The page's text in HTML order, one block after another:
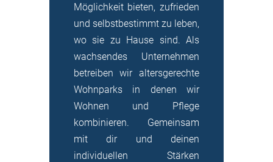
Möglichkeit bieten, zufrieden
und selbstbestimmt zu leben,
wo sie zu Hause sind. Als
wachsendes Unternehmen
betreiben wir altersgerechte
Wohnparks in denen wir
Wohnen und Pflege
kombinieren. Gemeinsam
mit dir und deinen
individuellen Stärken